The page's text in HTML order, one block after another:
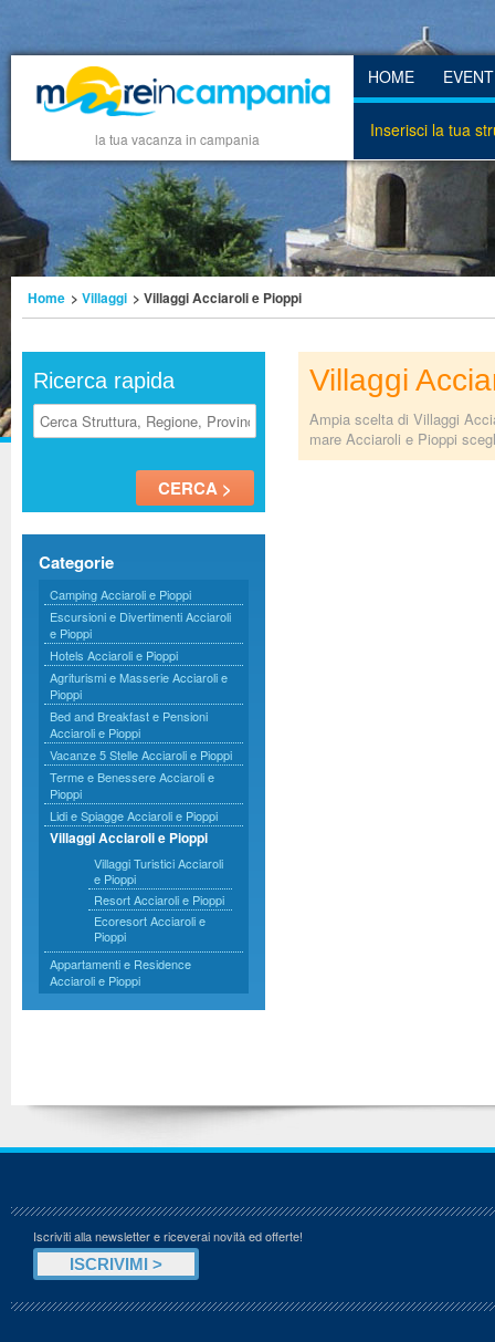
la tua vacanza in campania
HOME
Inserisci la tua
Home > Villaggi > Villaggi Acciaroli e Pioppi
Ricerca rapida
Categorie
Camping Acciaroli e Pioppi
Escursioni e Divertimenti Acciaroli
e Pioppi
Hotels Acciaroli e Pioppi
Agriturismi e Masserie Acciaroli e
Pioppi
Bed and Breakfast e Pensioni
Acciaroli e Pioppi
Vacanze 5 Stelle Acciaroli e Pioppi
Terme e Benessere Acciaroli e
Pioppi
Lidi e Spiagge Acciaroli e Pioppi
Villaggi Acciaroli e Pioppi
Villaggi Turistici Acciaroli
e Pioppi
Resort Acciaroli e Pioppi
Ecoresort Acciaroli e
Pioppi
Appartamenti e Residence
Acciaroli e Pioppi
Villaggi
Ampia scelta di Villaggi
mare Acciaroli e Pioppi
Iscriviti alla newsletter e riceverai novità ed offerte!